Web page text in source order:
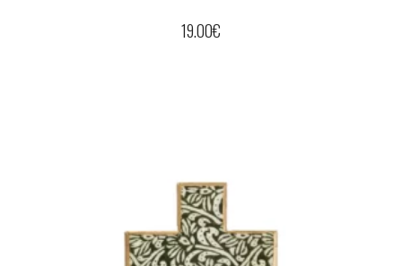
19.00€